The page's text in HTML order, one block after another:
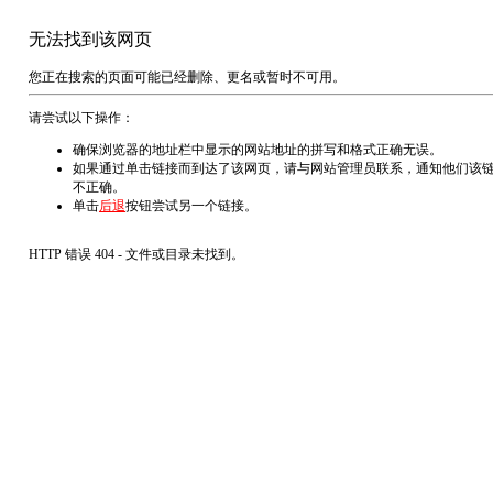
无法找到该网页
您正在搜索的页面可能已经删除、更名或暂时不可用。
请尝试以下操作：
确保浏览器的地址栏中显示的网站地址的拼写和格式正确无误。
如果通过单击链接而到达了该网页，请与网站管理员联系，通知他们该
不正确。
单击后退按钮尝试另一个链接。
HTTP 错误 404 - 文件或目录未找到。